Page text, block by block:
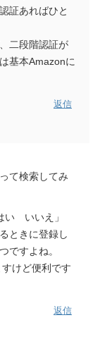
証あればひと
二段階認証が
基本Amazonに
返信
て検索してみ
い いいえ」
ときに登録し
ですよね。
けど便利です
返信